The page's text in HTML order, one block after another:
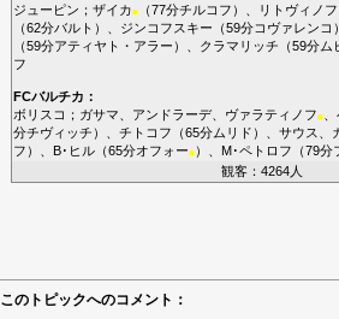
ジューピン ； ザイカ■（77分チルコフ ）、 リトヴィノフ
（62分バルト ）、 ジンコフスキー （59分コヴァレンコ
（59分アティヤト・アラー ）、 クラマリッチ （59分ム
フ
FCバルチカ ：
ボリスコ ； ガサマ アンドラーデ、 ヴァラティノフ■、
分チヴィッチ ）、 チトコフ （65分ムリド ）、 サウス
フ ）、 B･ヒル（65分オフォー■）、 M･ペトロフ （79分
観客：4264人
このトピックへのコメント：